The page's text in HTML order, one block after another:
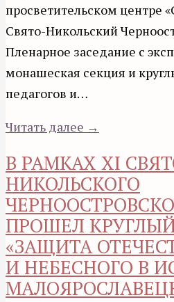
просветительском центре
Свято-Никольский
Пленарное заседание с
монашеская секция и
педагогов и…
Читать далее →
В РАМКАХ XI
НИКОЛЬСКОГО
ПРОШЕЛ
«ЗАЩИТА
И НЕБЕСНОГО В